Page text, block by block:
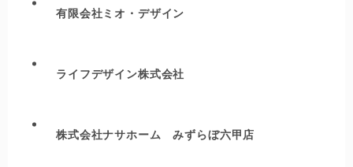
有限会社ミオ・デザイン
ライフデザイン株式会社
株式会社ナサホーム みずらぼ六甲店